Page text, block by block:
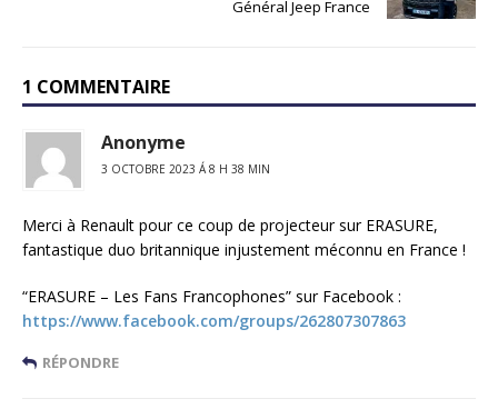
Général Jeep France
1 COMMENTAIRE
Anonyme
3 OCTOBRE 2023 Á 8 H 38 MIN
Merci à Renault pour ce coup de projecteur sur ERASURE,
fantastique duo britannique injustement méconnu en France !
“ERASURE – Les Fans Francophones” sur Facebook :
https://www.facebook.com/groups/262807307863
RÉPONDRE